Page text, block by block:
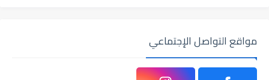
مواقع التواصل الإجتماعي